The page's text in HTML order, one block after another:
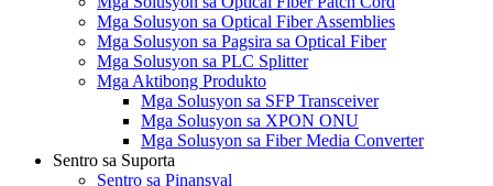
Mga Solusyon sa Optical Fiber Assemblies
Mga Solusyon sa Pagsira sa Optical Fiber
Mga Solusyon sa PLC Splitter
Mga Aktibong Produkto
Mga Solusyon sa SFP Transceiver
Mga Solusyon sa XPON ONU
Mga Solusyon sa Fiber Media Converter
Sentro sa Suporta
Sentro sa Pinansyal